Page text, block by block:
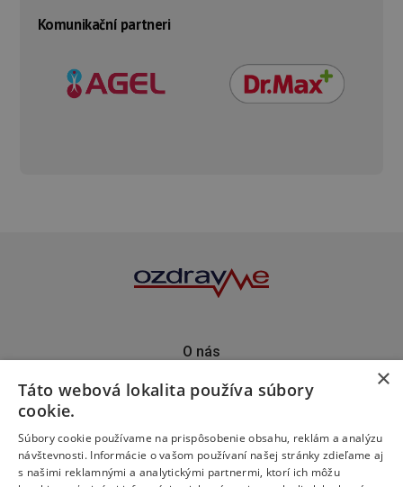
Komunikační partneri
O nás
Predplatné
Podporte nás
×
Táto webová lokalita používa súbory
cookie.
Súbory cookie používame na prispôsobenie obsahu, reklám a analýzu
návštevnosti. Informácie o vašom používaní našej stránky zdieľame aj
s našimi reklamnými a analytickými partnermi, ktorí ich môžu